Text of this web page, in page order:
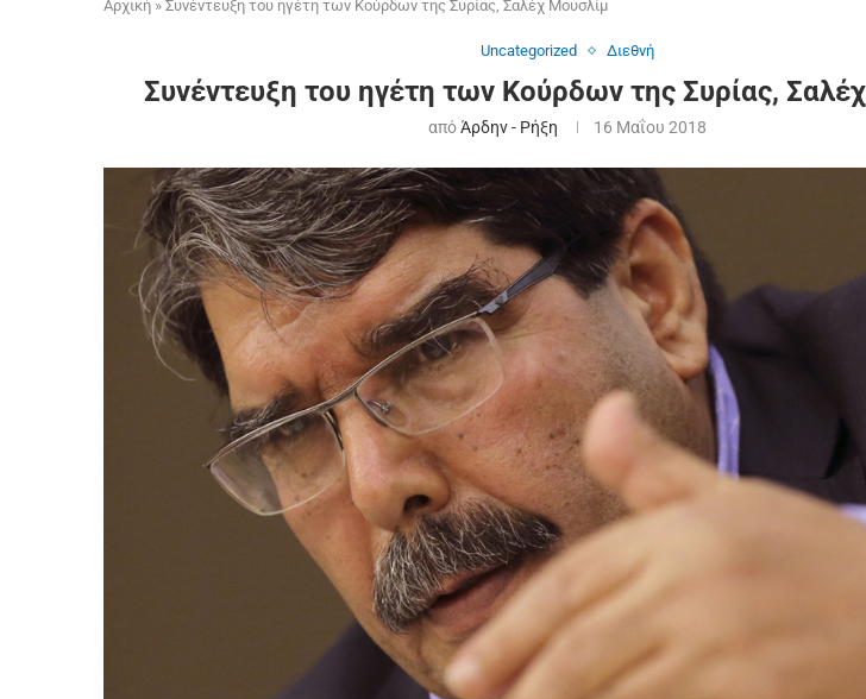
Αρχική » Συνέντευξη του ηγέτη των Κούρδων της Συρίας, Σαλέχ Μουσλίμ
Uncategorized Διεθνή
Συνέντευξη του ηγέτη των Κούρδων της Συρίας,
απόΆρδην - Ρήξη 16 Μαΐου 2018